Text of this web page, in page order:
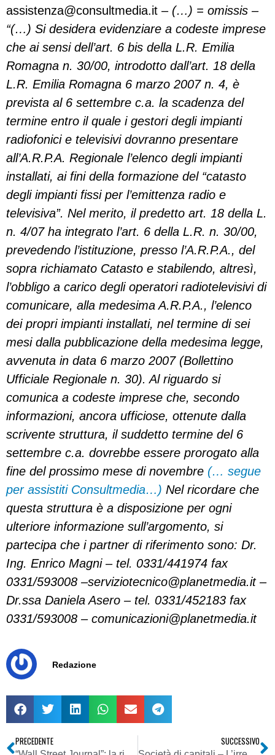
assistenza@consultmedia.it – (…) = omissis –
“(…) Si desidera evidenziare a codeste imprese
che ai sensi dell’art. 6 bis della L.R. Emilia
Romagna n. 30/00, introdotto dall’art. 18 della
L.R. Emilia Romagna 6 marzo 2007 n. 4, è
prevista al 6 settembre c.a. la scadenza del
termine entro il quale i gestori degli impianti
radiofonici e televisivi dovranno presentare
all’A.R.P.A. Regionale l’elenco degli impianti
installati, ai fini della formazione del “catasto
degli impianti fissi per l’emittenza radio e
televisiva”. Nel merito, il predetto art. 18 della L.
n. 4/07 ha integrato l’art. 6 della L.R. n. 30/00,
prevedendo l’istituzione, presso l’A.R.P.A., del
sopra richiamato Catasto e stabilendo, altresì,
l’obbligo a carico degli operatori radiotelevisivi di
comunicare, alla medesima A.R.P.A., l’elenco
dei propri impianti installati, nel termine di sei
mesi dalla pubblicazione della medesima legge,
avvenuta in data 6 marzo 2007 (Bollettino
Ufficiale Regionale n. 30). Al riguardo si
comunica a codeste imprese che, secondo
informazioni, ancora ufficiose, ottenute dalla
scrivente struttura, il suddetto termine del 6
settembre c.a. dovrebbe essere prorogato alla
fine del prossimo mese di novembre (… segue
per assistiti Consultmedia…) Nel ricordare che
questa struttura è a disposizione per ogni
ulteriore informazione sull’argomento, si
partecipa che i partner di riferimento sono: Dr.
Ing. Enrico Magni – tel. 0331/441974 fax
0331/593008 –serviziotecnico@planetmedia.it–
Dr.ssa Daniela Asero – tel. 0331/452183 fax
0331/593008 – comunicazioni@planetmedia.it
Redazione
PRECEDENTE SUCCESSIVO